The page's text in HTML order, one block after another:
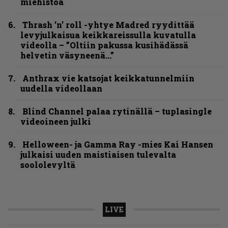
Thrash ’n’ roll -yhtye Madred ryydittää
levyjulkaisua keikkareissulla kuvatulla
videolla – ”Oltiin pakussa kusihädässä
helvetin väsyneenä…”
Anthrax vie katsojat keikkatunnelmiin
uudella videollaan
Blind Channel palaa rytinällä – tuplasingle
videoineen julki
Helloween- ja Gamma Ray -mies Kai Hansen
julkaisi uuden maistiaisen tulevalta
soololevyltä
LIVE